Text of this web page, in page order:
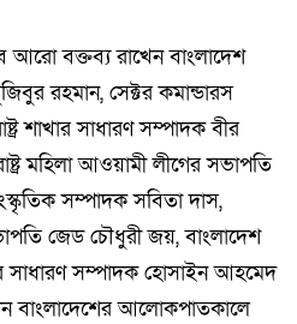
আরো বক্তব্য রাখেন বাংলাদেশ
রহমান, সেক্টর কমান্ডারস
শাখার সাধারণ সম্পাদক বীর
মহিলা আওয়ামী লীগের সভাপতি
সম্পাদক সবিতা দাস,
জেড চৌধুরী জয়, বাংলাদেশ
সাধারণ সম্পাদক হোসাইন আহমেদ
বাংলাদেশের আলোকপাতকালে